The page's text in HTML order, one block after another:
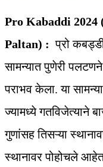
Pro Kabaddi
Paltan) : प्रो
सामन्यात पुणेरी
पराभव केला. या
ज्यामध्ये गतविजेत्याने
गुणांसह तिसऱ्या
स्थानावर पोहोचले